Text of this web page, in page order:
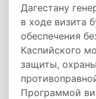
Дагестану
в ходе визита
обеспечения
Каспийского
защиты,
Программой